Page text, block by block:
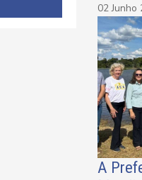
02 Junho
A